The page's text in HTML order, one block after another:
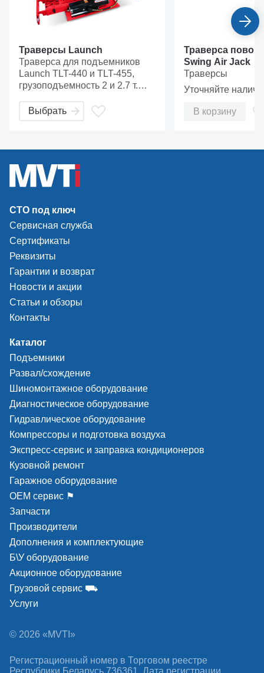
Траверсы Launch
Траверса для подъемников
Launch TLT-440 и TLT-455,
грузоподъемность 2 и 2.7 т.
траверсу осуществляется
Траверса Launch существенно
расширяет функциональные
автосервис на качественно
новый уровень.
Выбрать
Траверса
Swing Air Jack
Траверсы
Уточняйте
В корзину
СТО под ключ
Сервисная служба
Сертификаты
Реквизиты
Гарантии и возврат
Новости и акции
Статьи и обзоры
Контакты
Каталог
Подъемники
Развал/схождение
Шиномонтажное оборудование
Диагностическое оборудование
Гидравлическое оборудование
Компрессоры и подготовка воздуха
Экспресс-сервис и заправка кондиционеров
Кузовной ремонт
Гаражное оборудование
ОЕМ сервис ⚑
Запчасти
Производители
Дополнения и комплектующие
Б\У оборудование
Акционное оборудование
Грузовой сервис ⛟
Услуги
© 2026 «MVTI»
Регистрационный номер в Торговом реестре
Республики Беларусь 736361. Дата регистрации